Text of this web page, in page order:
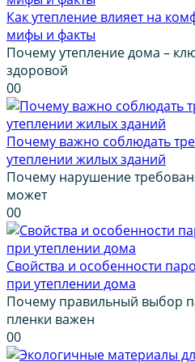
Как утепление влияет на
мифы и факты
Почему утепление дома –
здоровой
00
Почему важно соблюдать
утеплении жилых зданий
Почему нарушение
может
00
Свойства и особенности
при утеплении дома
Почему правильный выбор
пленки важен
00